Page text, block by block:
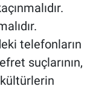
telefonların
suçlarının,